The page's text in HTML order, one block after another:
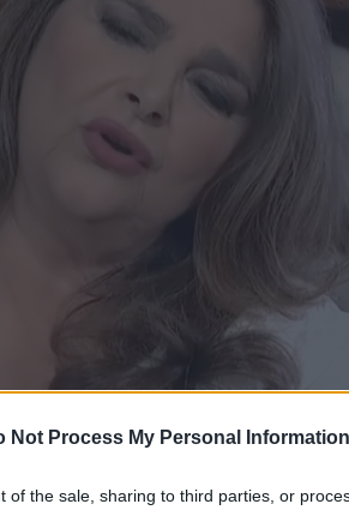
Not Process My Personal Information
of the sale, sharing to third parties, or